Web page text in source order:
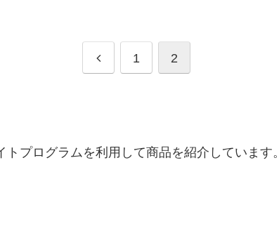
前 1 2
プログラムを利用して商品を紹介しています。